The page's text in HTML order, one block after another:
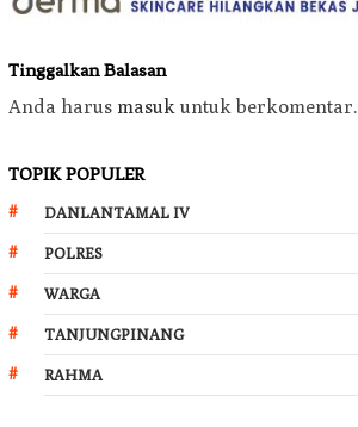
Tinggalkan Balasan
Anda harus masuk untuk berkomentar.
TOPIK POPULER
DANLANTAMAL IV
POLRES
WARGA
TANJUNGPINANG
RAHMA